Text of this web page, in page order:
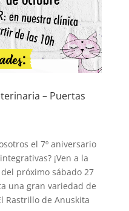
– Puertas
el 7º aniversario
¡Ven a la
próximo sábado 27
una gran variedad de
Rastrillo de Anuskita